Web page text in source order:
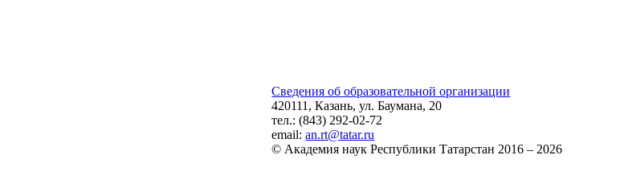
Сведения об образовательной организации
420111, Казань, ул. Баумана, 20
тел.: (843) 292-02-72
email:an.rt@tatar.ru
© Академия наук Республики Татарстан 2016 – 2026